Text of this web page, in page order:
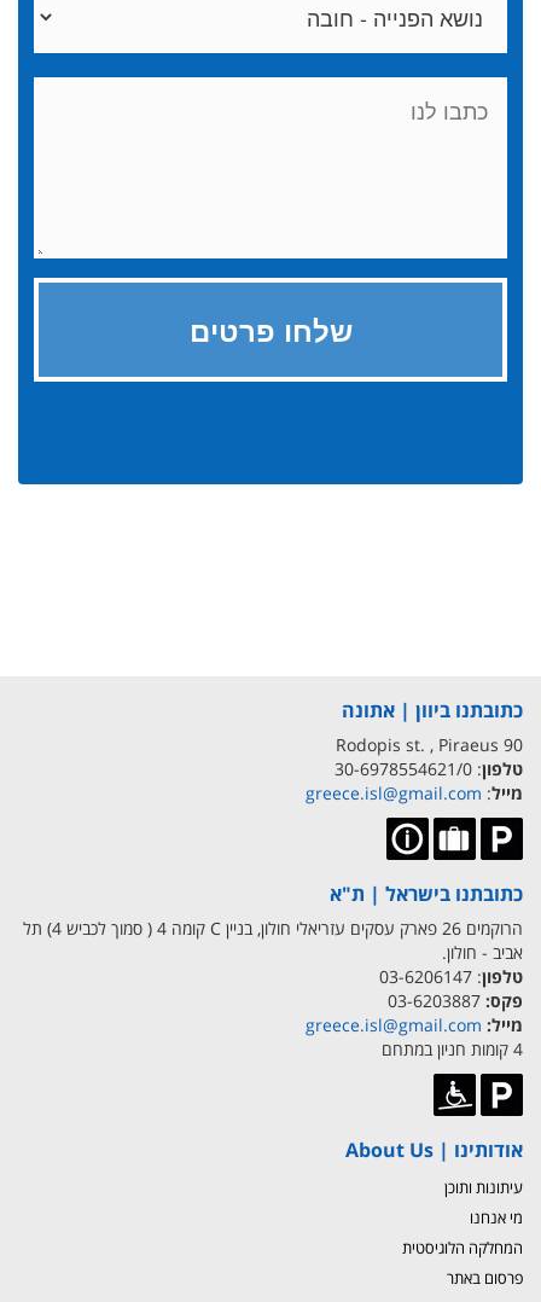
כתובתנו ביוון | אתונה
90 Rodopis st. , Piraeus
טלפון: 30-6978554621/0
מייל:
greece.isl@gmail.com
כתובתנו בישראל | ת"א
הרוקמים 26 פארק עסקים עזריאלי חולון, בניין C קומה 4 ( סמוך לכביש 4) תל
אביב - חולון.
טלפון: 03-6206147
פקס:
מייל: greece.isl@gmail.com
4 קומות חניון במתחם
אודותינו | About Us
עיתונות ותוכן
מי אנחנו
המחלקה הלוגיסטית
פרסום באתר